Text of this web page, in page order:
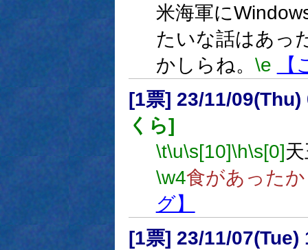
米海軍に
たいな話はあっ
かしらね。 \e
[1票] 23/11/
くら]
\t\u\s[10]\h\s[0]
\w4食があった
グ】
[1票] 23/11/07(Tue)